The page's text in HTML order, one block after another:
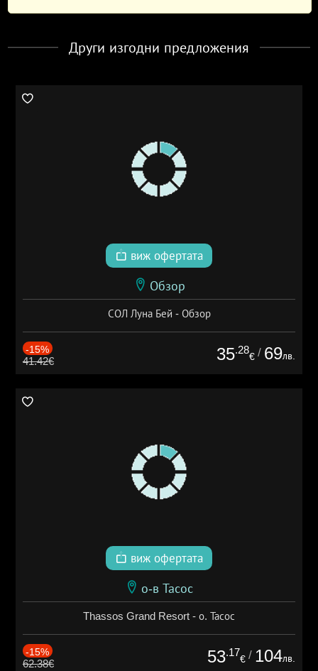
Други изгодни предложения
виж офертата
Обзор
СОЛ Луна Бей - Обзор
-15%
41.42€ 35.28
€ / 69лв.
виж офертата
о-в Тасос
Thassos Grand Resort - о. Тасос
-15%
62.38€ 53.17
€ / 104лв.